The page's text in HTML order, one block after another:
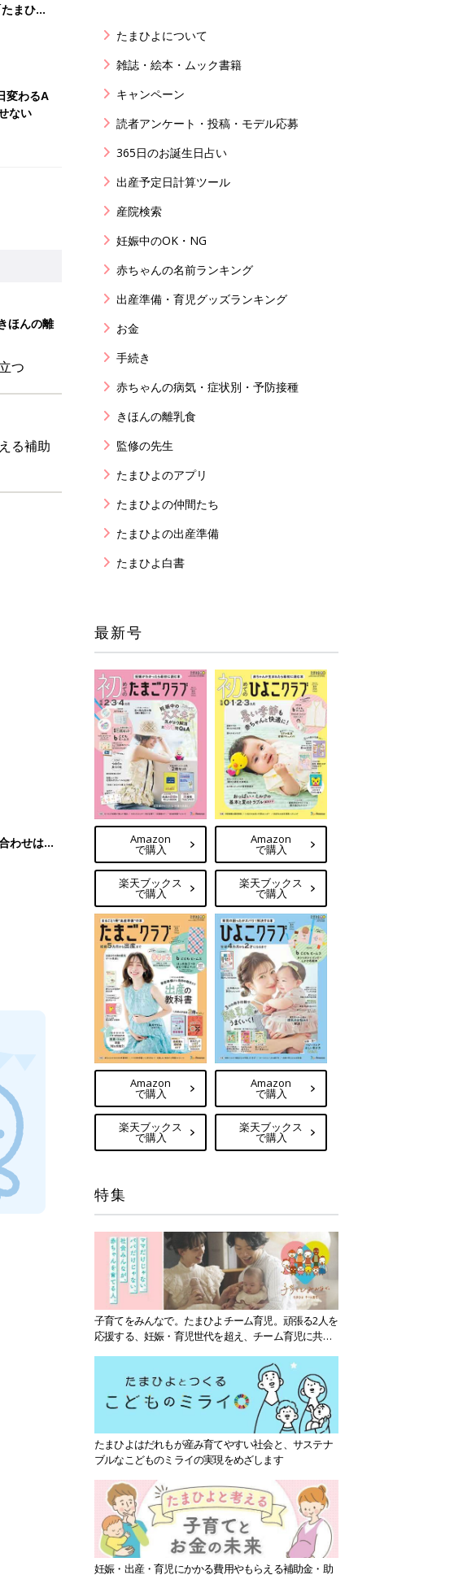
まひ
変わるA
ない
ほんの離
つ
る補助
わせは栄
たまひよについて
雑誌・絵本・ムック書籍
キャンペーン
読者アンケート・投稿・モデル応募
365日のお誕生日占い
出産予定日計算ツール
産院検索
妊娠中のOK・NG
赤ちゃんの名前ランキング
出産準備・育児グッズランキング
お金
手続き
赤ちゃんの病気・症状別・予防接種
きほんの離乳食
監修の先生
たまひよのアプリ
たまひよの仲間たち
たまひよの出産準備
たまひよ白書
最新号
Amazon
で購入
楽天ブックス
で購入
Amazon
で購入
楽天ブックス
で購入
Amazon
で購入
楽天ブックス
で購入
Amazon
で購入
楽天ブックス
で購入
特集
子育てをみんなで。たまひよチーム育児。頑張る2人を
応援する、妊娠・育児世代を超え、チーム育児に共感
たまひよはだれもが産み育てやすい社会と、サステナ
ブルなこどものミライの実現をめざします
妊娠・出産・育児にかかる費用やもらえる補助金・助